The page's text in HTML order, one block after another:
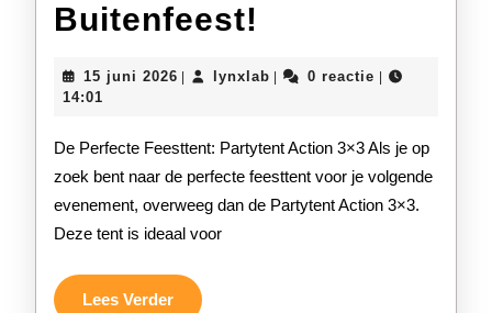
Buitenfeest!
Feesttent:
Partytent
Action
3×3
15 juni 2026 15
lynxlablynxlab0 reactie
14:01
De Perfecte Feesttent: Partytent Action 3×3 Als je op
zoek bent naar de perfecte feesttent voor je volgende
evenement, overweeg dan de Partytent Action 3×3.
Deze tent is ideaal voor
Lees VerderLees